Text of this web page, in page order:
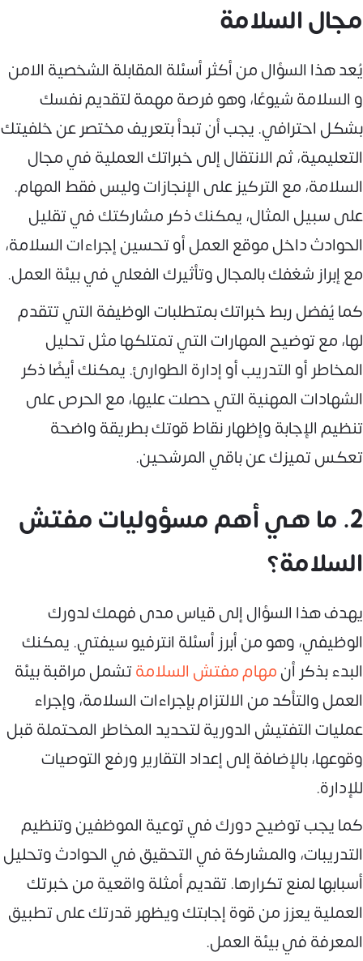
مجال السلامة
يُعد هذا السؤال من أكثر أسئلة المقابلة الشخصية الامن
و السلامة شيوعًا، وهو فرصة مهمة لتقديم نفسك
بشكل احترافي. يجب أن تبدأ بتعريف مختصر عن خلفيتك
التعليمية، ثم الانتقال إلى خبراتك العملية في مجال
السلامة، مع التركيز على الإنجازات وليس فقط المهام.
على سبيل المثال، يمكنك ذكر مشاركتك في تقليل
الحوادث داخل موقع العمل أو تحسين إجراءات السلامة،
مع إبراز شغفك بالمجال وتأثيرك الفعلي في بيئة العمل.
كما يُفضل ربط خبراتك بمتطلبات الوظيفة التي تتقدم
لها، مع توضيح المهارات التي تمتلكها مثل تحليل
المخاطر أو التدريب أو إدارة الطوارئ. يمكنك أيضًا ذكر
الشهادات المهنية التي حصلت عليها، مع الحرص على
تنظيم الإجابة وإظهار نقاط قوتك بطريقة واضحة
تعكس تميزك عن باقي المرشحين.
2. ما هي أهم مسؤوليات مفتش
السلامة؟
يهدف هذا السؤال إلى قياس مدى فهمك لدورك
الوظيفي، وهو من أبرز أسئلة انترفيو سيفتي. يمكنك
البدء بذكر أنمهام مفتش السلامةتشمل مراقبة بيئة
العمل والتأكد من الالتزام بإجراءات السلامة، وإجراء
عمليات التفتيش الدورية لتحديد المخاطر المحتملة قبل
وقوعها، بالإضافة إلى إعداد التقارير ورفع التوصيات
للإدارة.
كما يجب توضيح دورك في توعية الموظفين وتنظيم
التدريبات، والمشاركة في التحقيق في الحوادث وتحليل
أسبابها لمنع تكرارها. تقديم أمثلة واقعية من خبرتك
العملية يعزز من قوة إجابتك ويظهر قدرتك على تطبيق
المعرفة في بيئة العمل.